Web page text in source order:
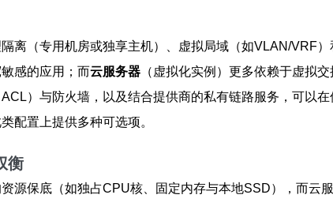
离（专用机房或独享主机）、虚拟局域（如VLAN/VRF）
感的应用；而云服务器 （虚拟化实例）更多依赖于虚拟
）与防火墙，以及结合提供商的私有链路服务，可以
配置上提供多种可选项。
衡
源保底（如独占CPU核、固定内存与本地SSD），而